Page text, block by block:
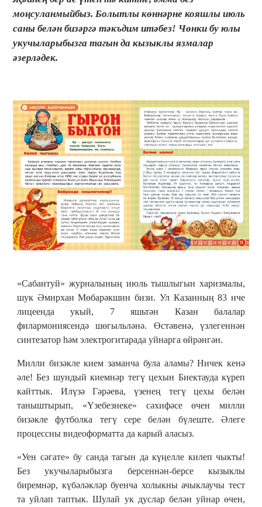
моңсуланмыйбыз. Болытлы көннәрне кояшлы июль
саны белән бизәргә тәкъдим итәбез! Чөнки бу юлы
укучыларыбызга тагын да кызыклы язмалар
әзерләдек.
«Сабантуй» журналының июль тышлыгын харизмалы,
шук Әмирхан Мөбарәкшин бизи. Ул Казанның 83 нче
лицеенда укый, 7 яшьтән Казан балалар
филармониясендә шөгыльләнә. Өстәвенә, үзлегеннән
синтезатор һәм электрогитарада уйнарга өйрәнгән.
Милли бизәкле кием заманча була аламы? Ничек кенә
әле! Без шундый киемнәр тегү цехын Биектауда күреп
кайттык. Илүзә Гәрәева, үзенең тегү цехы белән
таныштырып, «Үзебезнеке» сәхифәсе өчен милли
бизәкле футболка тегү сере белән бүлеште. Әлеге
процессны видеоформатта да карый аласыз.
«Уен сәгате» бу санда тагын да күңелле килеп чыкты!
Без укучыларыбызга берсеннән-берсе кызыклы
биремнәр, күбәләкләр буенча холыкны ачыклаучы тест
та уйлап таптык. Шулай ук дуслар белән уйнар өчен,